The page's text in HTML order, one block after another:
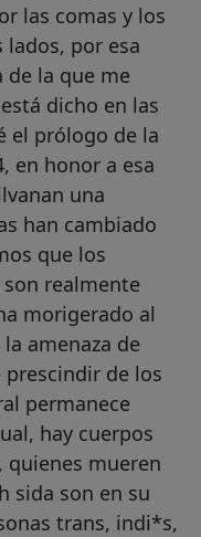
las comas y los
por esa
de la que me
dicho en las
el prólogo de la
en honor a esa
una
han cambiado
que los
realmente
morigerado al
amenaza de
de los
permanece
hay cuerpos
mueren
sida son en su
trans, indi*s,